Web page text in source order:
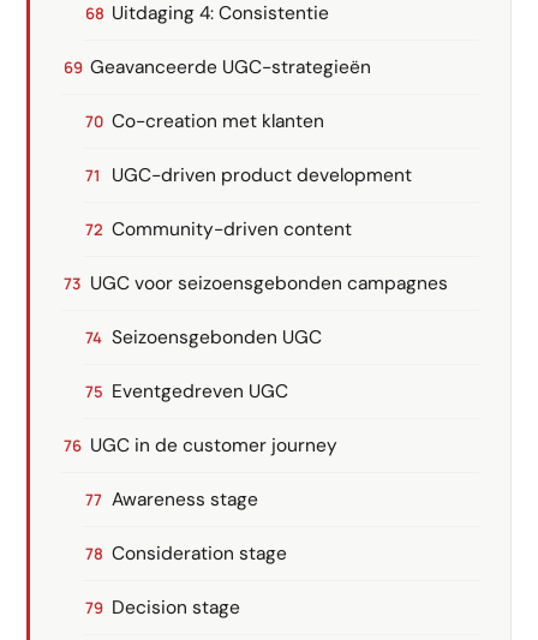
Uitdaging 4: Consistentie
Geavanceerde UGC-strategieën
Co-creation met klanten
UGC-driven product development
Community-driven content
UGC voor seizoensgebonden campagnes
Seizoensgebonden UGC
Eventgedreven UGC
UGC in de customer journey
Awareness stage
Consideration stage
Decision stage